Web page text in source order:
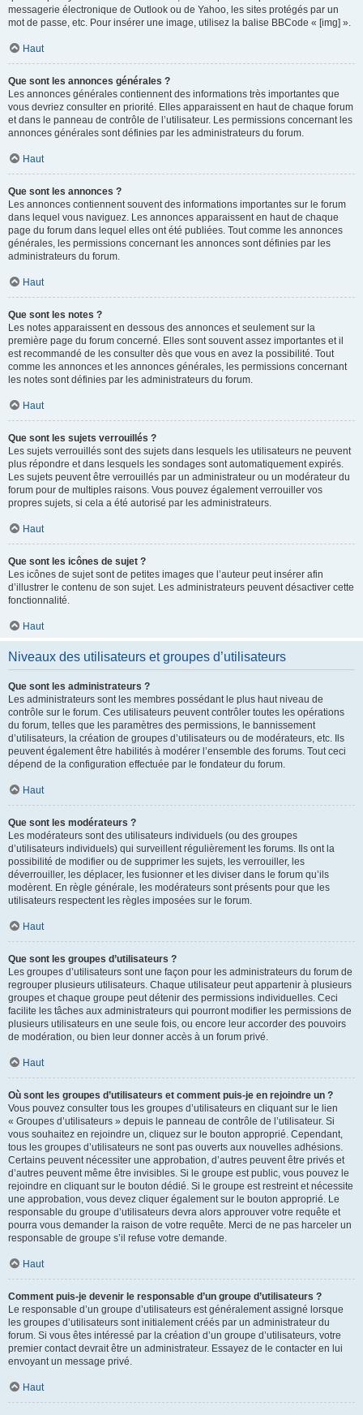
messagerie électronique de Outlook ou de Yahoo, les sites protégés par un
mot de passe, etc. Pour insérer une image, utilisez la balise BBCode « [img] ».
Haut
Que sont les annonces générales ?
Les annonces générales contiennent des informations très importantes que
vous devriez consulter en priorité. Elles apparaissent en haut de chaque forum
et dans le panneau de contrôle de l’utilisateur. Les permissions concernant les
annonces générales sont définies par les administrateurs du forum.
Haut
Que sont les annonces ?
Les annonces contiennent souvent des informations importantes sur le forum
dans lequel vous naviguez. Les annonces apparaissent en haut de chaque
page du forum dans lequel elles ont été publiées. Tout comme les annonces
générales, les permissions concernant les annonces sont définies par les
administrateurs du forum.
Haut
Que sont les notes ?
Les notes apparaissent en dessous des annonces et seulement sur la
première page du forum concerné. Elles sont souvent assez importantes et il
est recommandé de les consulter dès que vous en avez la possibilité. Tout
comme les annonces et les annonces générales, les permissions concernant
les notes sont définies par les administrateurs du forum.
Haut
Que sont les sujets verrouillés ?
Les sujets verrouillés sont des sujets dans lesquels les utilisateurs ne peuvent
plus répondre et dans lesquels les sondages sont automatiquement expirés.
Les sujets peuvent être verrouillés par un administrateur ou un modérateur du
forum pour de multiples raisons. Vous pouvez également verrouiller vos
propres sujets, si cela a été autorisé par les administrateurs.
Haut
Que sont les icônes de sujet ?
Les icônes de sujet sont de petites images que l’auteur peut insérer afin
d’illustrer le contenu de son sujet. Les administrateurs peuvent désactiver cette
fonctionnalité.
Haut
Niveaux des utilisateurs et groupes d’utilisateurs
Que sont les administrateurs ?
Les administrateurs sont les membres possédant le plus haut niveau de
contrôle sur le forum. Ces utilisateurs peuvent contrôler toutes les opérations
du forum, telles que les paramètres des permissions, le bannissement
d’utilisateurs, la création de groupes d’utilisateurs ou de modérateurs, etc. Ils
peuvent également être habilités à modérer l’ensemble des forums. Tout ceci
dépend de la configuration effectuée par le fondateur du forum.
Haut
Que sont les modérateurs ?
Les modérateurs sont des utilisateurs individuels (ou des groupes
d’utilisateurs individuels) qui surveillent régulièrement les forums. Ils ont la
possibilité de modifier ou de supprimer les sujets, les verrouiller, les
déverrouiller, les déplacer, les fusionner et les diviser dans le forum qu’ils
modèrent. En règle générale, les modérateurs sont présents pour que les
utilisateurs respectent les règles imposées sur le forum.
Haut
Que sont les groupes d’utilisateurs ?
Les groupes d’utilisateurs sont une façon pour les administrateurs du forum de
regrouper plusieurs utilisateurs. Chaque utilisateur peut appartenir à plusieurs
groupes et chaque groupe peut détenir des permissions individuelles. Ceci
facilite les tâches aux administrateurs qui pourront modifier les permissions de
plusieurs utilisateurs en une seule fois, ou encore leur accorder des pouvoirs
de modération, ou bien leur donner accès à un forum privé.
Haut
Où sont les groupes d’utilisateurs et comment puis-je en rejoindre un ?
Vous pouvez consulter tous les groupes d’utilisateurs en cliquant sur le lien
« Groupes d’utilisateurs » depuis le panneau de contrôle de l’utilisateur. Si
vous souhaitez en rejoindre un, cliquez sur le bouton approprié. Cependant,
tous les groupes d’utilisateurs ne sont pas ouverts aux nouvelles adhésions.
Certains peuvent nécessiter une approbation, d’autres peuvent être privés et
d’autres peuvent même être invisibles. Si le groupe est public, vous pouvez le
rejoindre en cliquant sur le bouton dédié. Si le groupe est restreint et nécessite
une approbation, vous devez cliquer également sur le bouton approprié. Le
responsable du groupe d’utilisateurs devra alors approuver votre requête et
pourra vous demander la raison de votre requête. Merci de ne pas harceler un
responsable de groupe s’il refuse votre demande.
Haut
Comment puis-je devenir le responsable d’un groupe d’utilisateurs ?
Le responsable d’un groupe d’utilisateurs est généralement assigné lorsque
les groupes d’utilisateurs sont initialement créés par un administrateur du
forum. Si vous êtes intéressé par la création d’un groupe d’utilisateurs, votre
premier contact devrait être un administrateur. Essayez de le contacter en lui
envoyant un message privé.
Haut